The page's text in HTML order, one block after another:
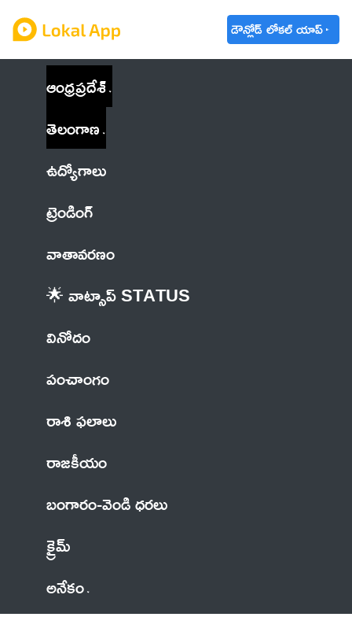
డౌన్లోడ్ లోకల్ యాప్
ఆంధ్రప్రదేశ్
తెలంగాణ
ఉద్యోగాలు
ట్రెండింగ్
వాతావరణం
🌟 వాట్సాప్ STATUS
వినోదం
పంచాంగం
రాశి ఫలాలు
రాజకీయం
బంగారం-వెండి ధరలు
క్రైమ్
అనేకం